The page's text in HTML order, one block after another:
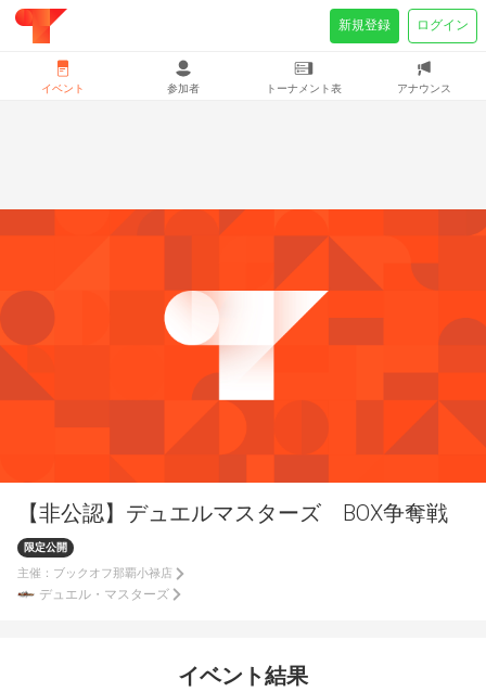
【非公認】デュエルマスターズ BOX争奪戦
限定公開
主催： ブックオフ那覇小禄店
デュエル・マスターズ
イベント結果
イベント 参加者 トーナメント表 アナウンス
新規登録 ログイン